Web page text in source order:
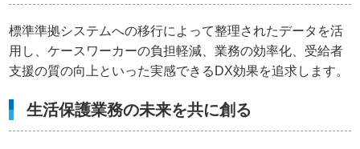
標準準拠システムへの移行によって整理されたデータを活
用し、ケースワーカーの負担軽減、業務の効率化、受給者
支援の質の向上といった実感できるDX効果を追求します。
生活保護業務の未来を共に創る